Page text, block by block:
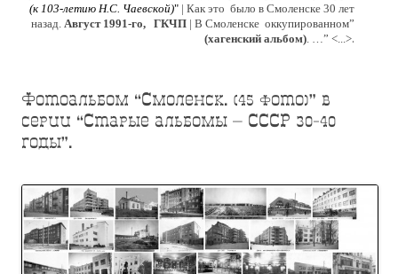
(к 103-летию Н.С. Чаевской)" | Как это было в Смоленске 30 лет
назад. Август 1991-го, ГКЧП | В Смоленске оккупированном”
(хагенский альбом). …” <...>.
Фотоальбом “Смоленск. (45 фото)” в
серии “Старые альбомы – СССР 30-40
годы”.